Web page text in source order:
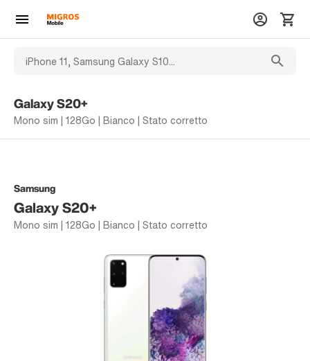
Galaxy S20+
Mono sim | 128Go | Bianco | Stato corretto
Samsung
Galaxy S20+
Mono sim | 128Go | Bianco | Stato corretto